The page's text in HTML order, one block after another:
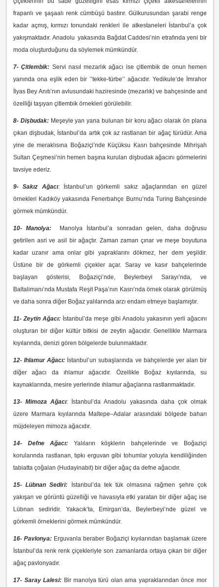
frapanlı ve şaşaalı renk cümbüşü bastırır. Gülkurusundan şarabi renge
kadar açmış, kırmızı tonundaki renkleri ile atkestaneleri İstanbul’a çok
yakışmaktadır. Anadolu yakasında Bağdat Caddesi’nin etrafında yeni bir
moda oluşturduğunu da söylemek mümkündür.
7- Çitlembik: Servi nasıl mezarlık ağacı ise çitlembik de onun hemen
yanında ona eşlik eden bir ’’tekke-türbe’’ ağacıdır. Yedikule’de İmrahor
İlyas Bey Anıtı’nın avlusundaki haziresinde (mezarlık) ve bahçesinde anıt
özelliği taşıyan çitlembik örnekleri görülebilir.
8- Dişbudak:Meşeyle yan yana bulunan bir koru ağacı olarak ön plana
çıkan dişbudak, İstanbul’da artık çok az rastlanan bir ağaç türüdür. Ama
yine de meraklısına Boğaziçi’nde Küçüksu Kasrı bahçesinde Mihrişah
Sultan Çeşmesi’nin hemen başına kurulan dişbudak ağacını görmelerini
tavsiye ederiz.
9- Sakız Ağacı: İstanbul’un görkemli sakız ağaçlarından en güzel
örnekleri Kadıköy yakasında Fenerbahçe Burnu’nda Turing Bahçesinde
görmek mümkündür.
10- Manolya: Manolya İstanbul’a sonradan gelen, daha doğrusu
getirilen asri ve asil bir ağaçtır. Zaman zaman çınar ve meşe boyutuna
kadar uzanır ama onlar gibi yapraklarını dökmez, her dem yeşildir.
Üstüne bir de görkemli çiçekler açar. Saray ve kasır bahçelerinde
başlayan gösterisi, Boğaziçi’nde, Beylerbeyi Sarayı’nda, ve
Baltalimanı’nda Mustafa Reşit Paşa’nın Kasrı’nda örnek olarak görülmüş
ve daha sonra diğer Boğaz yalılarında arzı endam etmeye başlamıştır.
11- Zeytin Ağacı: İstanbul’da meşe gibi Anadolu yakasının yerli ağacını
oluşturan bir diğer kültür bitkisi de zeytin ağacıdır. Genellikle Marmara
kıyılarında, denizi gören bölgelerde bulunmaktadır.
12- Ihlamur Ağacı: İstanbul’un subaşlarında ve bahçelerde yer alan bir
diğer ağacı da ıhlamur ağacıdır. Özellikle Boğaz kıyılarında, su
kaynaklarında, mesire yerlerinde ıhlamur ağaçlarına rastlanmaktadır.
13- Mimoza Ağacı: İstanbul’da Anadolu yakasında daha çok olmak
üzere Marmara kıyılarında Maltepe–Adalar arasındaki bölgede baharı
müjdeleyen mimoza ağacıdır.
14- Defne Ağacı: Yalıların köşklerin bahçelerinde ve Boğaziçi
korularında rastlanan, tıpkı erguvan gibi tohumlar yoluyla kendiliğinden
tabiatta çoğalan (Hudayinabit) bir diğer ağaç da defne ağacıdır.
15- Lübnan Sediri: İstanbul’da tek tük olmasına rağmen şehre çok
yakışan ve görüntü güzelliği ve havasıyla etki yaratan bir diğer ağaç ise
Lübnan sediridir. Yakacık’ta, Emirgan’da, Beylerbeyi’nde güzel ve
görkemli örneklerini görmek mümkündür.
16- Pavlonya: Erguvanla beraber Boğaziçi kıyılarından başlamak üzere
İstanbul’da renk renk çiçekleriyle son zamanlarda ortaya çıkan bir diğer
ağaç pavlonyadır.
17- Saray Lalesi: Bir manolya türü olan ama yapraklarından önce mor